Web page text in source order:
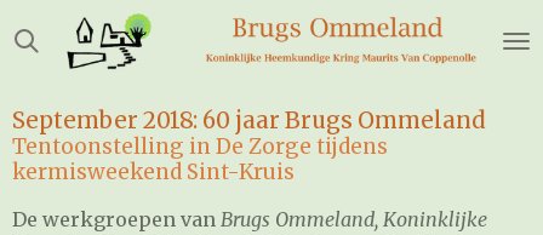
Ga
direct
de
hoofdinhoud
September 2018: 60 jaar Brugs Ommeland
Tentoonstelling in De Zorge tijdens
kermisweekend Sint-Kruis
De werkgroepen van Brugs Ommeland, Koninklijke